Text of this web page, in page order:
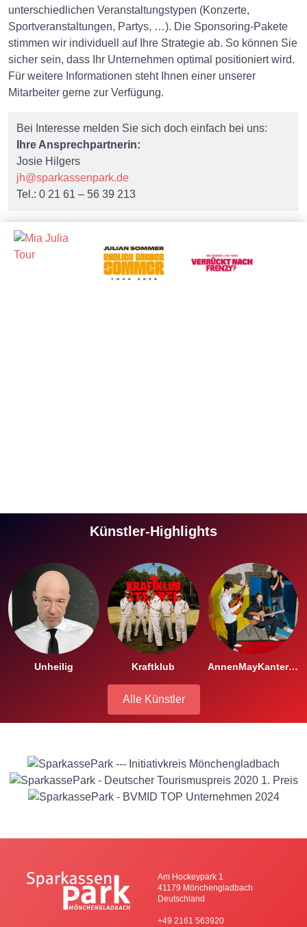
unterschiedlichen Veranstaltungstypen (Konzerte,
Sportveranstaltungen, Partys, …). Die Sponsoring-Pakete
stimmen wir individuell auf Ihre Strategie ab. So können Sie
sicher sein, dass Ihr Unternehmen optimal positioniert wird.
Für weitere Informationen steht Ihnen einer unserer
Mitarbeiter gerne zur Verfügung.
Bei Interesse melden Sie sich doch einfach bei uns:
Ihre Ansprechpartnerin:
Josie Hilgers
jh@sparkassenpark.de
Tel.: 0 21 61 – 56 39 213
Künstler-Highlights
Unheilig Kraftklub AnnenMayKantereit
Alle Künstler
Am Hockeypark 1
41179 Mönchengladbach
Deutschland
+49 2161 563920